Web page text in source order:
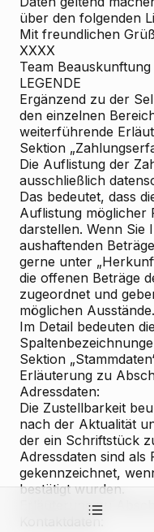
über den folgenden
Mit freundlichen
XXXX
Team Beauskunftung
LEGENDE
Ergänzend zu der
den einzelnen
weiterführende
Sektion
Die Auflistung der
ausschließlich
Das bedeutet, dass
Auflistung möglicher
darstellen. Wenn Sie
aushaftenden
gerne unter
die offenen Beträge
zugeordnet und
möglichen Ausstände.
Im Detail bedeuten
Sektion
Erläuterung zu
Adressdaten:
Die Zustellbarkeit
nach der Aktualität
der ein Schriftstück
Adressdaten sind als
gekennzeichnet,
bestätigt wurden.
Erläuterung zu